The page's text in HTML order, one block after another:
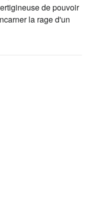
de pouvoir
la rage d'un